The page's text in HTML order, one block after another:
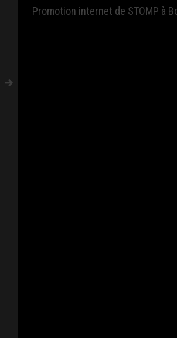
Promotion internet de STOMP à